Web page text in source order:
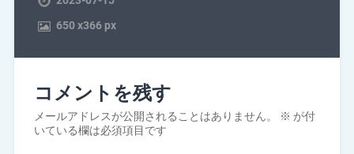
650x366 px
コメントを残す
メールアドレスが公開されることはありません。 ※ が付
いている欄は必須項目です